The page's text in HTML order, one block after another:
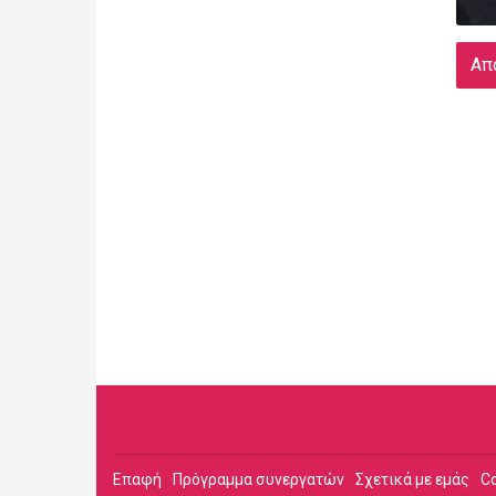
Επαφή Πρόγραμμα συνεργατών Σχετικά με εμάς